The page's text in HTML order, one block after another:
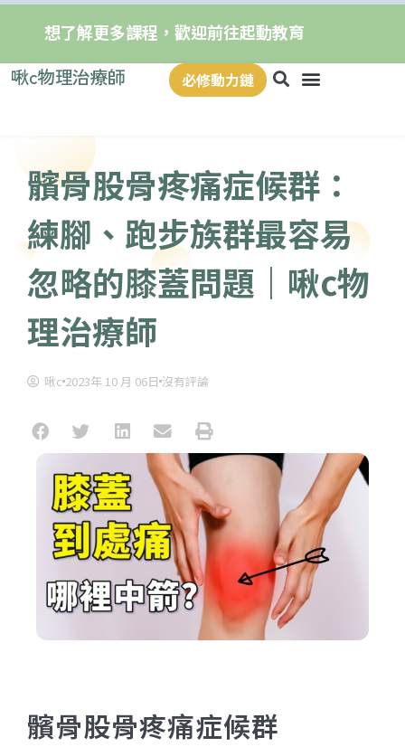
想了解更多課程，歡迎前往起動教育
啾c物理治療師 必修動力鏈
髕骨股骨疼痛症候群：
練腳、跑步族群最容易
忽略的膝蓋問題｜啾c物
理治療師
啾c 2023年 10 月 06日 沒有評論
髕骨股骨疼痛症候群